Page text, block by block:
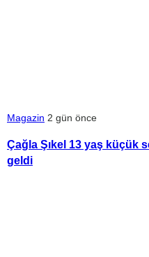
Magazin 2 gün önce
Çağla Şıkel 13 yaş küçük
geldi